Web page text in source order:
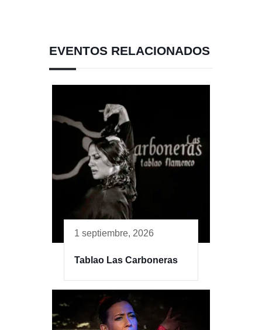
EVENTOS RELACIONADOS
1 septiembre, 2026
Tablao Las Carboneras